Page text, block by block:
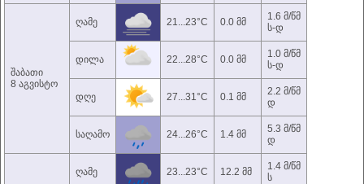
შაბათი
8 აგვისტო
ღამე 21...23°C 0.0 მმ
1.6 მ/წმ
ს-დ
დილა 22...28°C 0.0 მმ
1.0 მ/წმ
ს-დ
დღე 27...31°C 0.1 მმ
2.2 მ/წმ
დ
საღამო 24...26°C 1.4 მმ
5.3 მ/წმ
დ
ღამე 23...23°C 12.2 მმ
1.4 მ/წმ
ს